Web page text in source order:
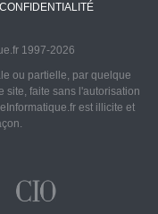
1997-2026
ou partielle, par quelque
site, faite sans l'autorisation
est illicite et